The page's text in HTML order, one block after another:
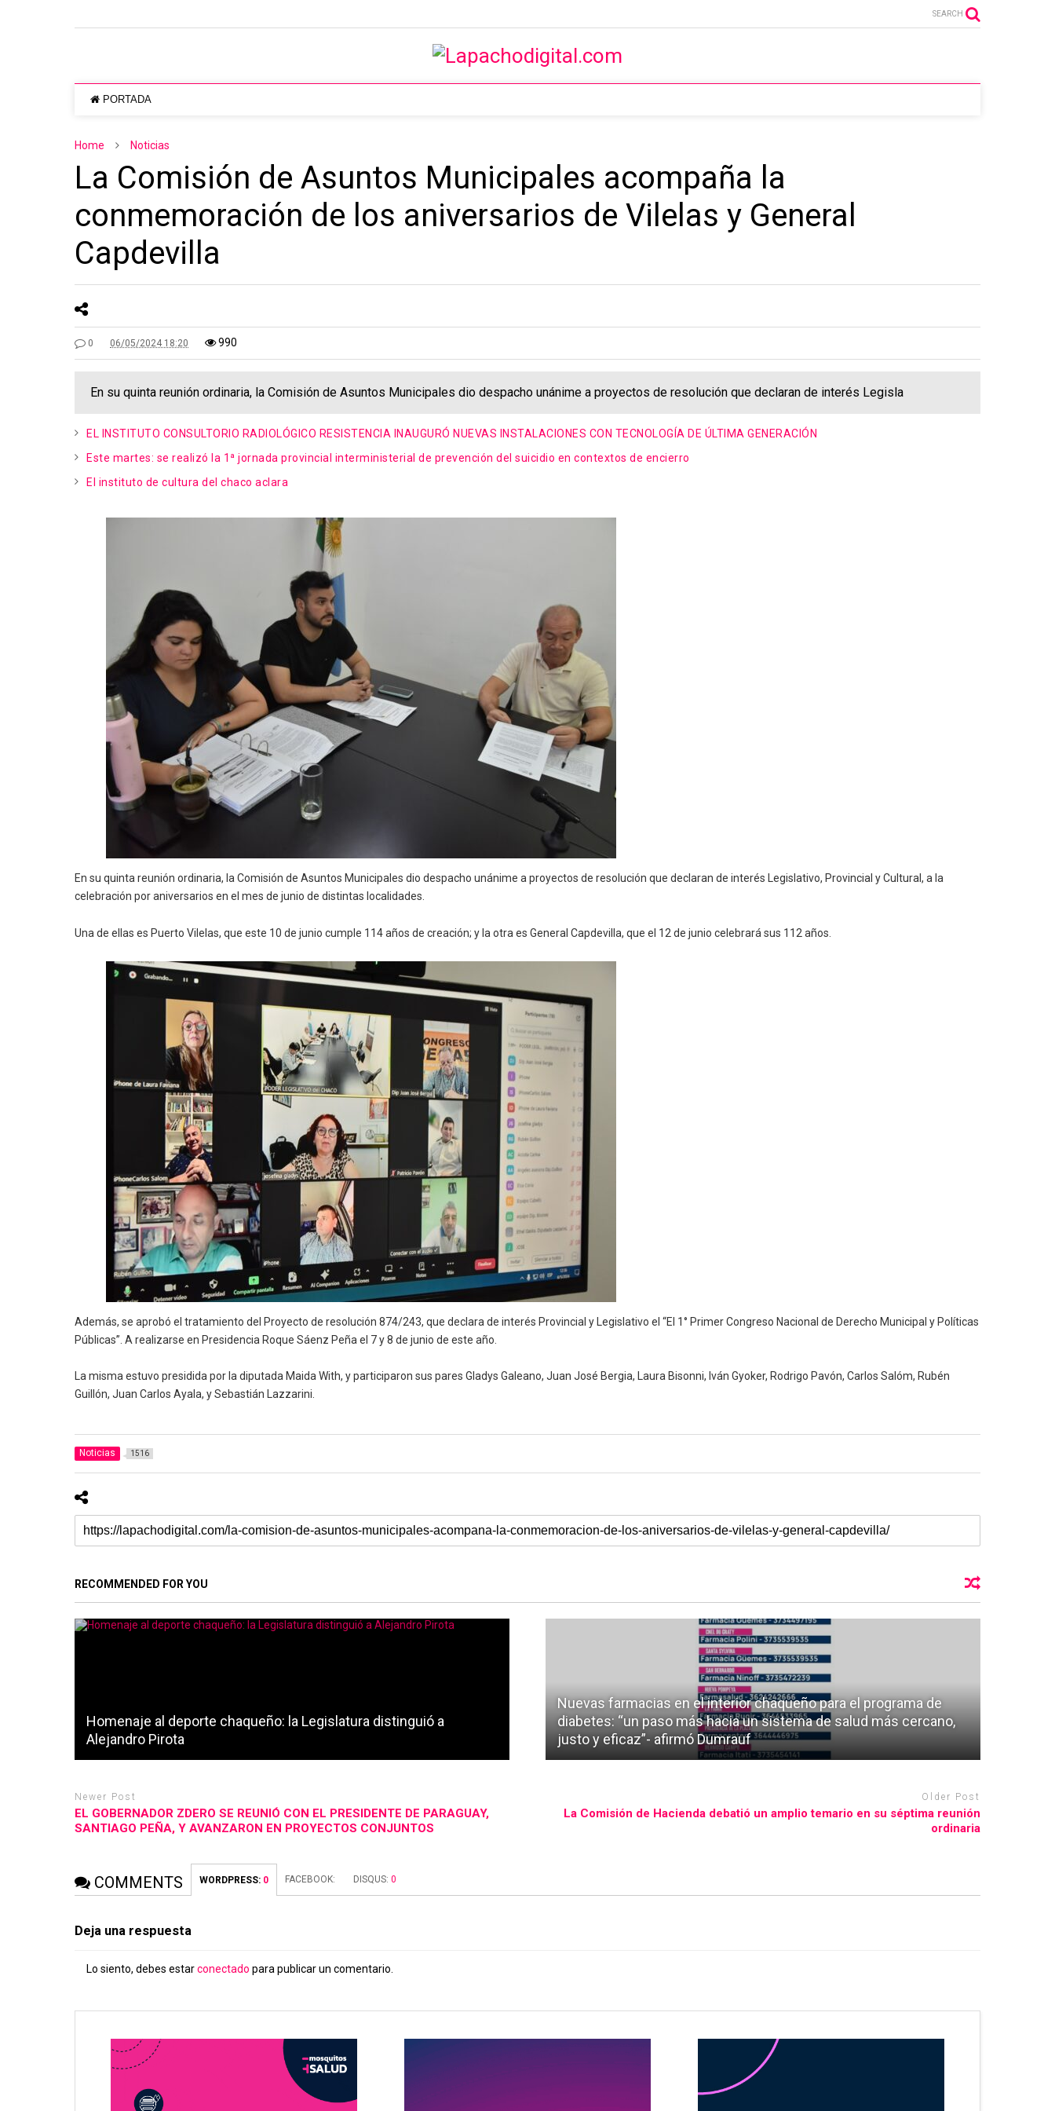
SEARCH
PORTADA
Home Noticias
La Comisión de Asuntos Municipales acompaña la
conmemoración de los aniversarios de Vilelas y General
Capdevilla
0 06/05/2024 18:20 990
En su quinta reunión ordinaria, la Comisión de Asuntos Municipales dio despacho unánime a proyectos de resolución que declaran de interés Legisla
EL INSTITUTO CONSULTORIO RADIOLÓGICO RESISTENCIA INAUGURÓ NUEVAS INSTALACIONES CON TECNOLOGÍA DE ÚLTIMA GENERACIÓN
Este martes: se realizó la 1ª jornada provincial interministerial de prevención del suicidio en contextos de encierro
El instituto de cultura del chaco aclara
En su quinta reunión ordinaria, la Comisión de Asuntos Municipales dio despacho unánime a proyectos de resolución que declaran de interés Legislativo, Provincial y Cultural, a la
celebración por aniversarios en el mes de junio de distintas localidades.
Una de ellas es Puerto Vilelas, que este 10 de junio cumple 114 años de creación; y la otra es General Capdevilla, que el 12 de junio celebrará sus 112 años.
Además, se aprobó el tratamiento del Proyecto de resolución 874/243, que declara de interés Provincial y Legislativo el “El 1° Primer Congreso Nacional de Derecho Municipal y Políticas
Públicas”. A realizarse en Presidencia Roque Sáenz Peña el 7 y 8 de junio de este año.
La misma estuvo presidida por la diputada Maida With, y participaron sus pares Gladys Galeano, Juan José Bergia, Laura Bisonni, Iván Gyoker, Rodrigo Pavón, Carlos Salóm, Rubén
Guillón, Juan Carlos Ayala, y Sebastián Lazzarini.
Noticias 1516
RECOMMENDED FOR YOU
Homenaje al deporte chaqueño: la Legislatura distinguió a
Alejandro Pirota
Nuevas farmacias en el interior chaqueño para el programa de
diabetes: “un paso más hacia un sistema de salud más cercano,
justo y eficaz”- afirmó Dumrauf
Newer Post
EL GOBERNADOR ZDERO SE REUNIÓ CON EL PRESIDENTE DE PARAGUAY,
SANTIAGO PEÑA, Y AVANZARON EN PROYECTOS CONJUNTOS
Older Post
La Comisión de Hacienda debatió un amplio temario en su séptima reunión
ordinaria
COMMENTS WORDPRESS: 0 FACEBOOK: DISQUS:0
Deja una respuesta
Lo siento, debes estarconectado para publicar un comentario.